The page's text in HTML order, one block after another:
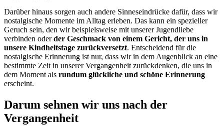
Darüber hinaus sorgen auch andere Sinneseindrücke dafür, dass wir
nostalgische Momente im Alltag erleben. Das kann ein spezieller
Geruch sein, den wir beispielsweise mit unserer Jugendliebe
verbinden oderder Geschmack von einem Gericht, der uns in
unsere Kindheitstage zurückversetzt. Entscheidend für die
nostalgische Erinnerung ist nur, dass wir in dem Augenblick an eine
bestimmte Zeit in unserer Vergangenheit zurückdenken, die uns in
dem Moment als rundum glückliche und schöne Erinnerung
erscheint.
Darum sehnen wir uns nach der
Vergangenheit